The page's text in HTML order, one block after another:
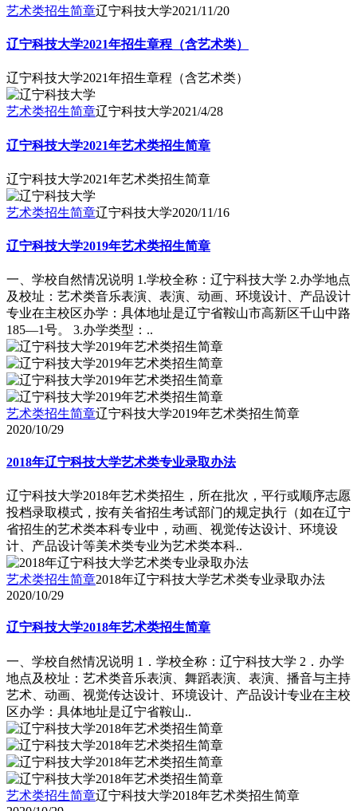
艺术类招生简章辽宁科技大学2021/11/20
辽宁科技大学2021年招生章程（含艺术类）
辽宁科技大学2021年招生章程（含艺术类）
艺术类招生简章辽宁科技大学2021/4/28
辽宁科技大学2021年艺术类招生简章
辽宁科技大学2021年艺术类招生简章
艺术类招生简章辽宁科技大学2020/11/16
辽宁科技大学2019年艺术类招生简章
一、学校自然情况说明 1.学校全称：辽宁科技大学 2.办学地点
及校址：艺术类音乐表演、表演、动画、环境设计、产品设计
专业在主校区办学：具体地址是辽宁省鞍山市高新区千山中路
185―1号。 3.办学类型：..
艺术类招生简章辽宁科技大学2019年艺术类招生简章
2020/10/29
2018年辽宁科技大学艺术类专业录取办法
辽宁科技大学2018年艺术类招生，所在批次，平行或顺序志愿
投档录取模式，按有关省招生考试部门的规定执行（如在辽宁
省招生的艺术类本科专业中，动画、视觉传达设计、环境设
计、产品设计等美术类专业为艺术类本科..
艺术类招生简章2018年辽宁科技大学艺术类专业录取办法
2020/10/29
辽宁科技大学2018年艺术类招生简章
一、学校自然情况说明 1．学校全称：辽宁科技大学 2．办学
地点及校址：艺术类音乐表演、舞蹈表演、表演、播音与主持
艺术、动画、视觉传达设计、环境设计、产品设计专业在主校
区办学：具体地址是辽宁省鞍山..
艺术类招生简章辽宁科技大学2018年艺术类招生简章